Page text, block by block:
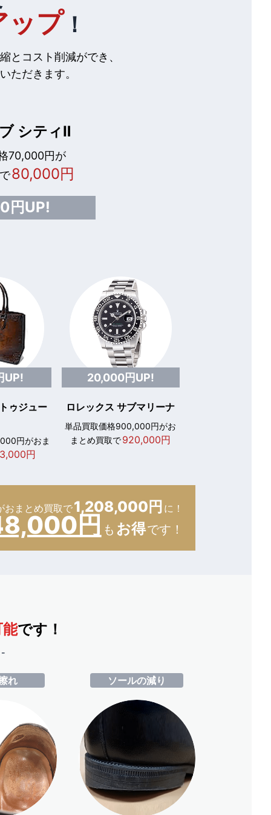
ップ ！
とコスト削減ができ、
ただきます。
シティⅡ
70,000円が
80,000円
円UP!
UP!
ゥジュー
円がおま
円
20,000円UP!
ロレックス サブマリーナ
単品買取価格900,000円がお
まとめ買取で920,000円
おまとめ買取で1,208,000円 に！
円 も お得です！
です！
-
れ ソールの減り